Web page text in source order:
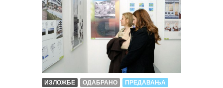
ИЗЛОЖБЕ ОДАБРАНО
ПРЕДАВАЊА